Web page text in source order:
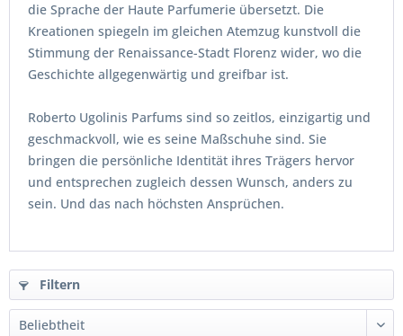
die Sprache der Haute Parfumerie übersetzt. Die
Kreationen spiegeln im gleichen Atemzug kunstvoll die
Stimmung der Renaissance-Stadt Florenz wider, wo die
Geschichte allgegenwärtig und greifbar ist.
Roberto Ugolinis Parfums sind so zeitlos, einzigartig und
geschmackvoll, wie es seine Maßschuhe sind. Sie
bringen die persönliche Identität ihres Trägers hervor
und entsprechen zugleich dessen Wunsch, anders zu
sein. Und das nach höchsten Ansprüchen.
Filtern